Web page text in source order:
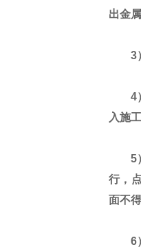
出金
3）
4）
入施
5）
行，
面不
6）